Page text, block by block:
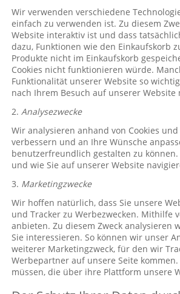
Wir verwenden verschiedene
einfach zu verwenden ist. Zu diesem
Website interaktiv ist und dass
dazu, Funktionen wie den Einkaufskorb
Produkte nicht im Einkaufskorb
Cookies nicht funktionieren würde.
Funktionalität unserer Website so
nach Ihrem Besuch auf unserer
2. Analysezwecke
Wir analysieren anhand von Cookies
verbessern und an Ihre Wünsche
benutzerfreundlich gestalten zu
und wie Sie auf unserer Website
3. Marketingzwecke
Wir hoffen natürlich, dass Sie unsere
und Tracker zu Werbezwecken. Mithilfe
anbieten. Zu diesem Zweck analysieren
Sie interessieren. So können wir unser
weiterer Marketingzweck, für den wir
Werbepartner auf unsere Seite
müssen, die über ihre Plattform unsere